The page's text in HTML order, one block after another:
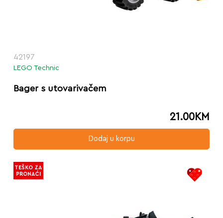
42197
LEGO Technic
Bager s utovarivačem
21.00KM
Dodaj u korpu
TEŠKO ZA
PRONAĆI